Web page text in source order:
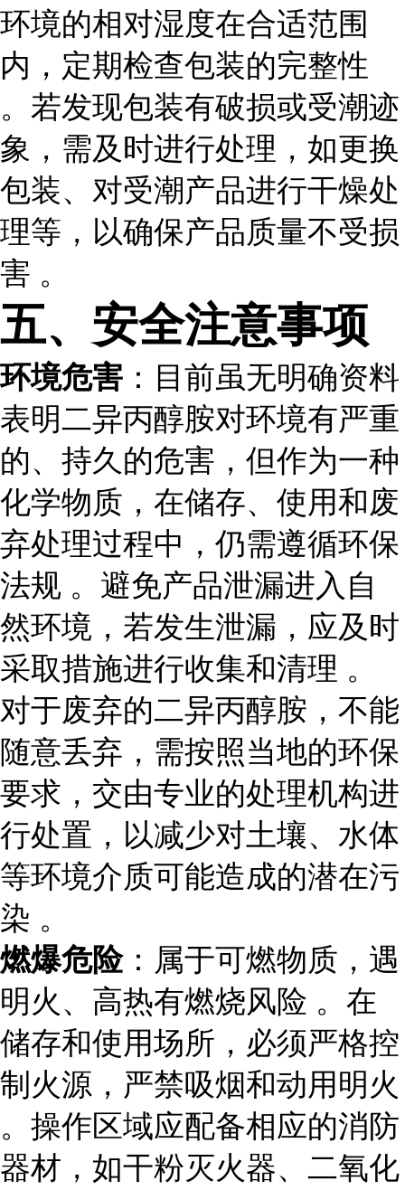
环境的相对湿度在合适范围
内，定期检查包装的完整性
。若发现包装有破损或受潮迹
象，需及时进行处理，如更换
包装、对受潮产品进行干燥处
理等，以确保产品质量不受损
害 。
五、安全注意事项
环境危害 ：目前虽无明确资料
表明二异丙醇胺对环境有严重
的、持久的危害，但作为一种
化学物质，在储存、使用和废
弃处理过程中，仍需遵循环保
法规 。避免产品泄漏进入自
然环境，若发生泄漏，应及时
采取措施进行收集和清理 。
对于废弃的二异丙醇胺，不能
随意丢弃，需按照当地的环保
要求，交由专业的处理机构进
行处置，以减少对土壤、水体
等环境介质可能造成的潜在污
染 。
燃爆危险：属于可燃物质，遇
明火、高热有燃烧风险 。在
储存和使用场所，必须严格控
制火源，严禁吸烟和动用明火
。操作区域应配备相应的消防
器材，如干粉灭火器、二氧化